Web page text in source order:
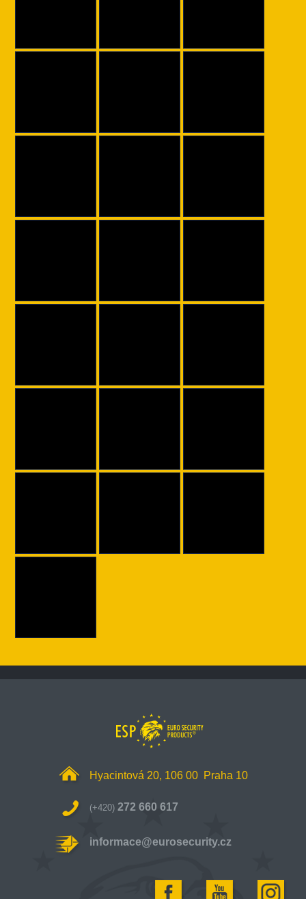
Hyacintová 20, 106 00 Praha 10
(+420) 272 660 617
informace@eurosecurity.cz